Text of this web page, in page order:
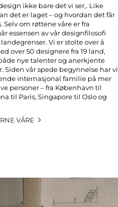
ikke bare det vi ser,. Like
det er laget – og hvordan det får
Selv om røttene våre er fra
essensen av vår designfilosofi
Vi er stolte over å
over 50 designere fra 19 land,
nye talenter og anerkjente
Siden vår spede begynnelse har vi
internasjonal familie på mer
personer – fra København til
til Paris, Singapore til Oslo og
VÅRE